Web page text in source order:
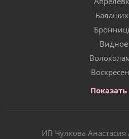
Видное
Показать
ИП Чулкова Анастасия